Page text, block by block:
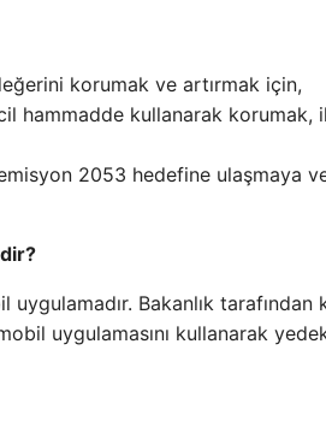
korumak ve artırmak için,
hammadde kullanarak korumak,
2053 hedefine ulaşmaya
Bakanlık
uygulamasını kullanarak